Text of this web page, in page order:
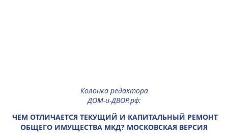
Колонка редактора
ДОМ-и-ДВОР.рф:
ЧЕМ ОТЛИЧАЕТСЯ ТЕКУЩИЙ И КАПИТАЛЬНЫЙ РЕМОНТ
ОБЩЕГО ИМУЩЕСТВА МКД? МОСКОВСКАЯ ВЕРСИЯ